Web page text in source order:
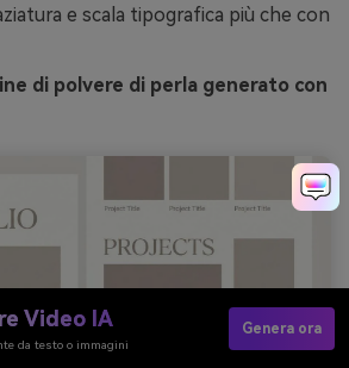
e scala tipografica più che con
di polvere di perla generato con
Video IA
da testo o immagini
Genera ora